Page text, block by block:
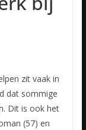
zit vaak in
dat sommige
Dit is ook het
(57) en